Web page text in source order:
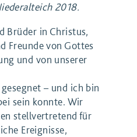
2018.
Brüder in Christus,
Freunde von Gottes
und von unserer
– und ich bin
sein konnte. Wir
stellvertretend für
Ereignisse,